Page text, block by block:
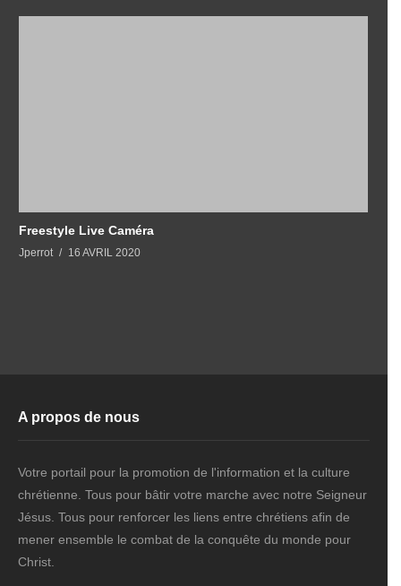
Freestyle Live Caméra
Jperrot 16 AVRIL 2020
A propos de nous
Votre portail pour la promotion de l'information et la culture
chrétienne. Tous pour bâtir votre marche avec notre Seigneur
Jésus. Tous pour renforcer les liens entre chrétiens afin de
mener ensemble le combat de la conquête du monde pour
Christ.